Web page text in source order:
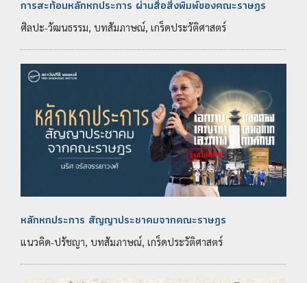
การสะท้อนหลักหกประการ ผ่านสื่อสิ่งพิมพ์ของคณะราษฎร
ศิลปะ-วัฒนธรรม, บทสัมภาษณ์, เกร็ดประวัติศาสตร์
หลักหกประการ สัญญาประชาคมจากคณะราษฎร
แนวคิด-ปรัชญา, บทสัมภาษณ์, เกร็ดประวัติศาสตร์